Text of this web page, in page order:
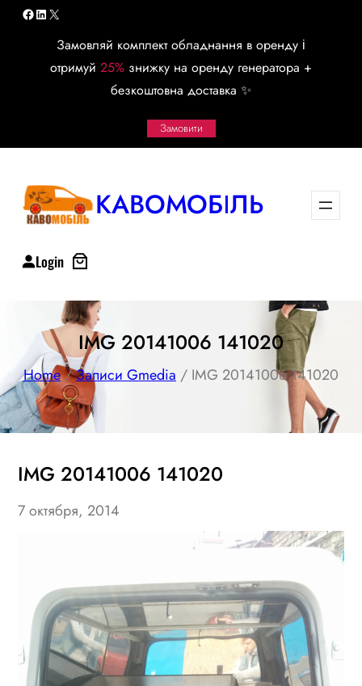
Перейти
содержимому
Facebook
LinkedIn
X
Замовляй комплект обладнання в оренду і
отримуй 25% знижку на оренду генератора +
безкоштовна доставка ✨
Замовити
КАВОМОБІЛЬ
Login
IMG 20141006 141020
Home/Записи Gmedia / IMG 20141006 141020
IMG 20141006 141020
7 октября, 2014